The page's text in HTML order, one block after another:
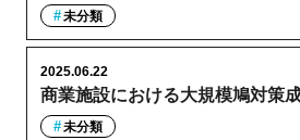
未分類
商業施設における大規模鳩対策
2025.06.22
未分類